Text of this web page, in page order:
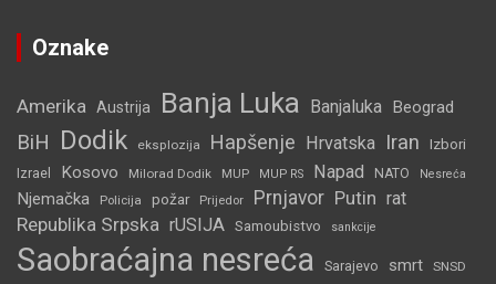
Oznake
Amerika Austrija Banja Luka Banjaluka Beograd
BiH Dodik eksplozija Hapšenje Hrvatska Iran Izbori
Izrael Kosovo Milorad Dodik MUP MUP RS Napad NATO Nesreća
Njemačka Policija požar Prijedor Prnjavor Putin rat
Republika Srpska rUSIJA Samoubistvo sankcije
Saobraćajna nesreća Sarajevo smrt SNSD